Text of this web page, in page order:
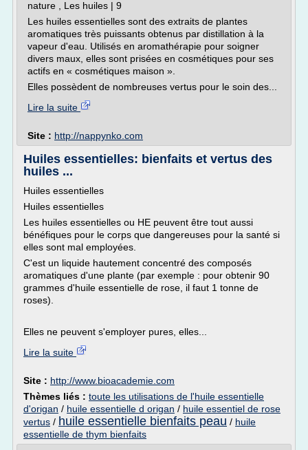
nature , Les huiles | 9
Les huiles essentielles sont des extraits de plantes
aromatiques très puissants obtenus par distillation à la
vapeur d'eau. Utilisés en aromathérapie pour soigner
divers maux, elles sont prisées en cosmétiques pour ses
actifs en « cosmétiques maison ».
Elles possèdent de nombreuses vertus pour le soin des...
Lire la suite
Site : http://nappynko.com
Huiles essentielles: bienfaits et vertus des
huiles ...
Huiles essentielles
Huiles essentielles
Les huiles essentielles ou HE peuvent être tout aussi
bénéfiques pour le corps que dangereuses pour la santé si
elles sont mal employées.
C'est un liquide hautement concentré des composés
aromatiques d'une plante (par exemple : pour obtenir 90
grammes d'huile essentielle de rose, il faut 1 tonne de
roses).
Elles ne peuvent s'employer pures, elles...
Lire la suite
Site : http://www.bioacademie.com
Thèmes liés : toute les utilisations de l'huile essentielle
d'origan / huile essentielle d origan / huile essentiel de rose
vertus / huile essentielle bienfaits peau / huile
essentielle de thym bienfaits